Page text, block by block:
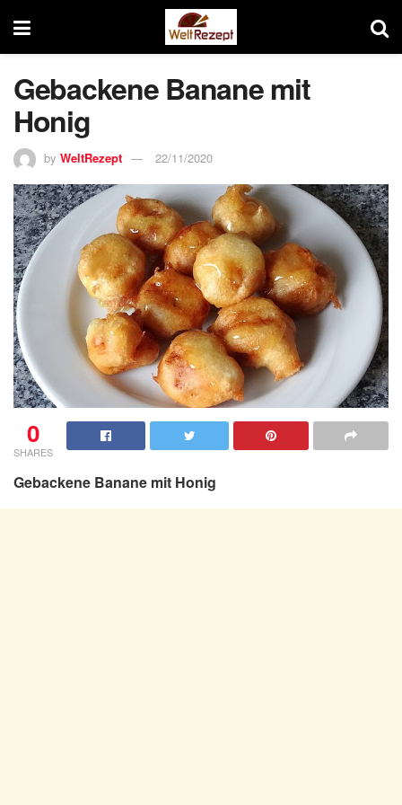
Gebackene Banane mit
Honig
by WeltRezept 22/11/2020
0
SHARES
Gebackene Banane mit Honig